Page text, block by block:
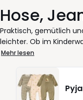
Hose,
Praktisch, gemütlich
leichter. Ob im
Kleiner sich frei und
dann, wenn es
anfühlen, wie sie
Ihren Alltag
Mehr lesen